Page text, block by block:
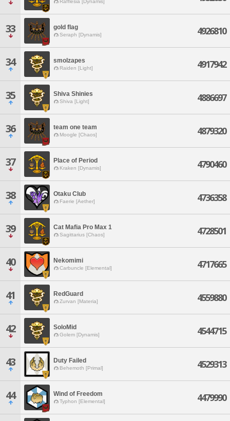
Rafflesia [Dynamis]
33 gold flag
Seraph [Dynamis] 4926810
34 smolzapes
Raiden [Light] 4917942
35 Shiva Shinies
Shiva [Light] 4886697
36 team one team
Moogle [Chaos] 4879320
37 Place of Period
Kraken [Dynamis] 4790460
38 Otaku Club
Faerie [Aether] 4736358
39 Cat Mafia Pro Max 1
Sagittarius [Chaos] 4728501
40 Nekomimi
Carbuncle [Elemental] 4717665
41 RedGuard
Zurvan [Materia] 4559880
42 SoloMid
Golem [Dynamis] 4544715
43 Duty Failed
Behemoth [Primal] 4529313
44 Wind of Freedom
Typhon [Elemental] 4479990